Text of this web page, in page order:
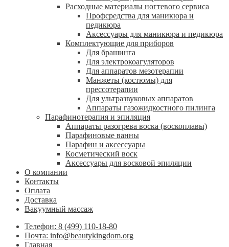
Расходные материалы ногтевого сервиса
Профсредства для маникюра и
педикюра
Аксессуары для маникюра и педикюра
Комплектующие для приборов
Для брашинга
Для электрокоагуляторов
Для аппаратов мезотерапии
Манжеты (костюмы) для
прессотерапии
Для ультразвуковых аппаратов
Аппараты газожидкостного пилинга
Парафинотерапия и эпиляция
Аппараты разогрева воска (воскоплавы)
Парафиновые ванны
Парафин и аксессуары
Косметический воск
Аксессуары для восковой эпиляции
О компании
Контакты
Оплата
Доставка
Вакуумный массаж
Телефон: 8 (499) 110-18-80
Почта: info@beautykingdom.org
Главная